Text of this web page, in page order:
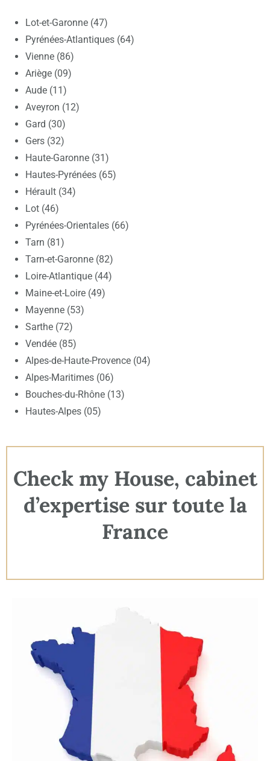
Lot-et-Garonne (47)
Pyrénées-Atlantiques (64)
Vienne (86)
Ariège (09)
Aude (11)
Aveyron (12)
Gard (30)
Gers (32)
Haute-Garonne (31)
Hautes-Pyrénées (65)
Hérault (34)
Lot (46)
Pyrénées-Orientales (66)
Tarn (81)
Tarn-et-Garonne (82)
Loire-Atlantique (44)
Maine-et-Loire (49)
Mayenne (53)
Sarthe (72)
Vendée (85)
Alpes-de-Haute-Provence (04)
Alpes-Maritimes (06)
Bouches-du-Rhône (13)
Hautes-Alpes (05)
Check my House, cabinet
d’expertise sur toute la
France